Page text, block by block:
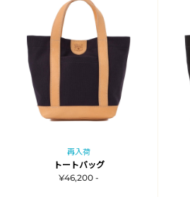
再入荷
トートバッグ
¥46,200 -